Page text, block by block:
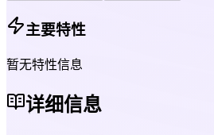
主要特性
暂无特性信息
详细信息